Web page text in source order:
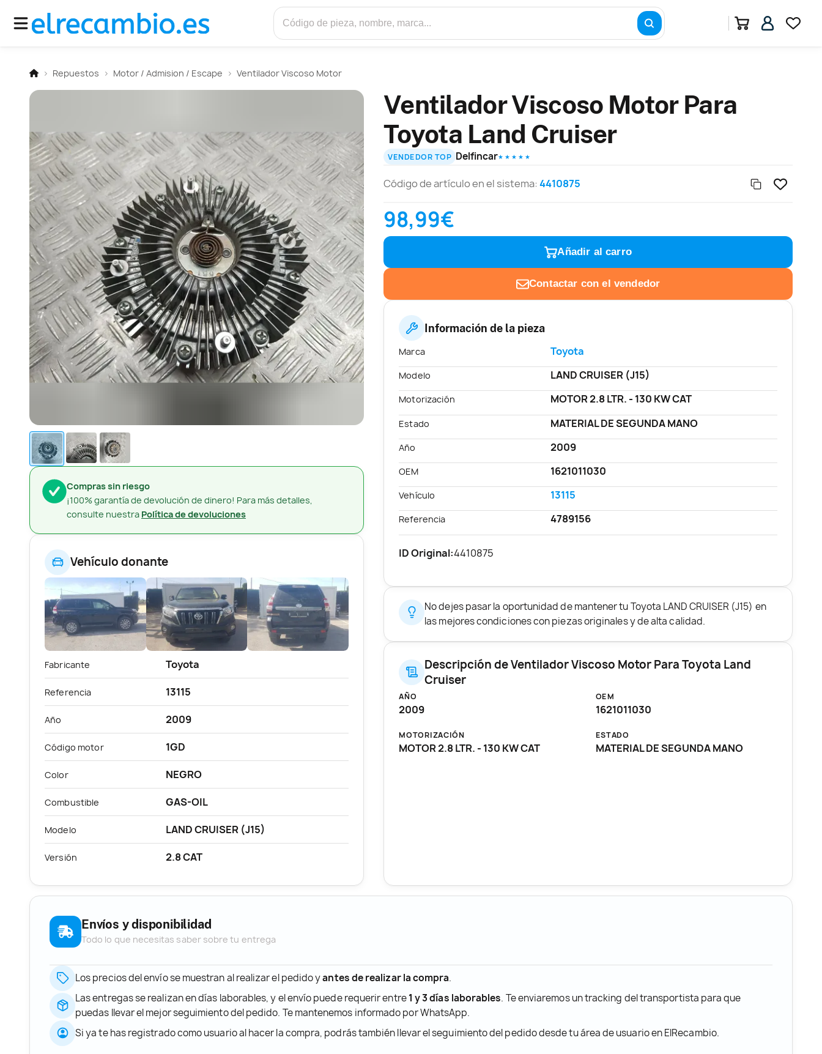
Repuestos Motor / Admision / Escape Ventilador Viscoso Motor
Compras sin riesgo
¡100% garantía de devolución de dinero! Para más detalles,
consulte nuestra Política de devoluciones
Vehículo donante
Fabricante Toyota
Referencia 13115
Año 2009
Código motor 1GD
Color NEGRO
Combustible GAS-OIL
Modelo LAND CRUISER (J15)
Versión 2.8 CAT
Ventilador Viscoso Motor Para
Toyota Land Cruiser
VENDEDOR TOP Delfincar★ ★ ★ ★ ★
Código de artículo en el sistema:4410875
98,99€
Añadir al carro
Contactar con el vendedor
Información de la pieza
Marca Toyota
Modelo LAND CRUISER (J15)
Motorización MOTOR 2.8 LTR. - 130 KW CAT
Estado MATERIAL DE SEGUNDA MANO
Año 2009
OEM 1621011030
Vehículo 13115
Referencia 4789156
ID Original:4410875
No dejes pasar la oportunidad de mantener tu Toyota LAND CRUISER (J15) en
las mejores condiciones con piezas originales y de alta calidad.
Descripción de Ventilador Viscoso Motor Para Toyota Land
Cruiser
AÑO
2009
OEM
1621011030
MOTORIZACIÓN
MOTOR 2.8 LTR. - 130 KW CAT
ESTADO
MATERIAL DE SEGUNDA MANO
Envíos y disponibilidad
Todo lo que necesitas saber sobre tu entrega
Los precios del envío se muestran al realizar el pedido yantes de realizar la compra.
Las entregas se realizan en días laborables, y el envío puede requerir entre1 y 3 días laborables. Te enviaremos un tracking del transportista para que
puedas llevar el mejor seguimiento del pedido. Te mantenemos informado por WhatsApp.
Si ya te has registrado como usuario al hacer la compra, podrás también llevar el seguimiento del pedido desde tu área de usuario en ElRecambio.